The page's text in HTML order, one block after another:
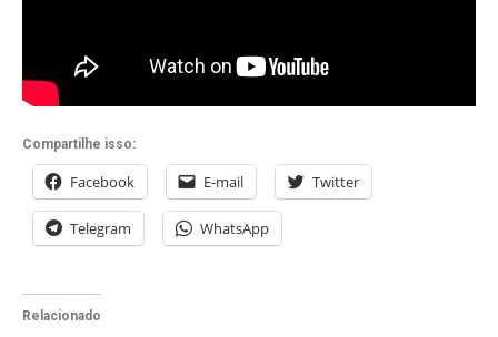
Compartilhe isso:
Facebook E-mail Twitter
Telegram WhatsApp
Relacionado